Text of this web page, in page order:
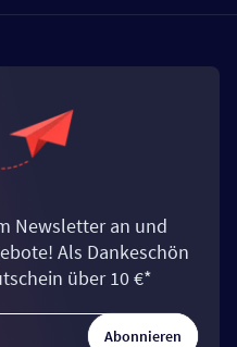
Newsletter an und
Als Dankeschön
über 10 €*
Abonnieren